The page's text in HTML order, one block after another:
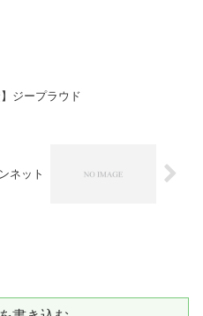
】ジープラウド
ネット